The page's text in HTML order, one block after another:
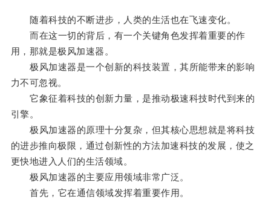
随着科技的不断进步，人类的生活也在飞速变化。
而在这一切的背后，有一个关键角色发挥着重要的作
用，那就是极风加速器。
极风加速器是一个创新的科技装置，其所能带来的影响
力不可忽视。
它象征着科技的创新力量，是推动极速科技时代到来的
引擎。
极风加速器的原理十分复杂，但其核心思想就是将科技
的进步推向极限，通过创新性的方法加速科技的发展，使之
更快地进入人们的生活领域。
极风加速器的主要应用领域非常广泛。
首先，它在通信领域发挥着重要作用。